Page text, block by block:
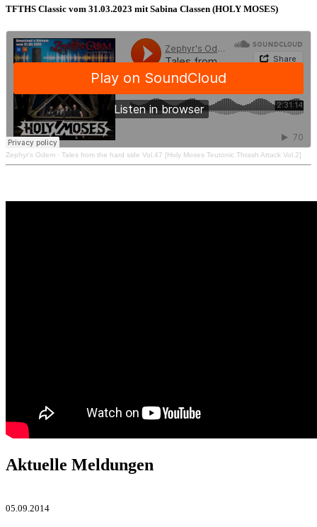
TFTHS Classic vom 31.03.2023 mit Sabina Classen (HOLY MOSES)
Zephyr's Odem · Tales from the hard side Vol.47 [Holy Moses Teutonic Thrash Attack Vol.2]
Aktuelle Meldungen
05.09.2014